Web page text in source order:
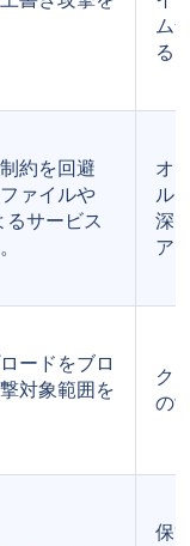
ム
る
約を回避
ァイルや
るサービス
オ
ル
深
ア
ードをブロ
対象範囲を
ク
の
保